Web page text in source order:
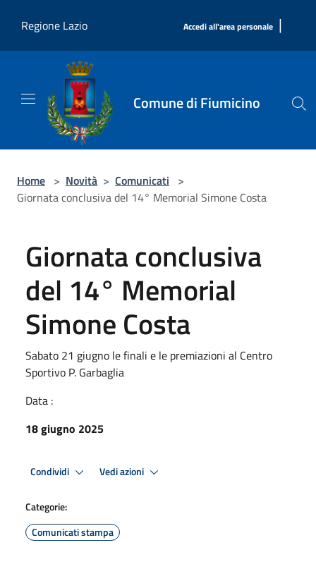
Regione Lazio
Accedi all'area personale |
Comune di Fiumicino
Home > Novità > Comunicati >
Giornata conclusiva del 14° Memorial Simone Costa
Giornata conclusiva
del 14° Memorial
Simone Costa
Sabato 21 giugno le finali e le premiazioni al Centro
Sportivo P. Garbaglia
Data :
18 giugno 2025
Condividi Vedi azioni
Categorie:
Comunicati stampa